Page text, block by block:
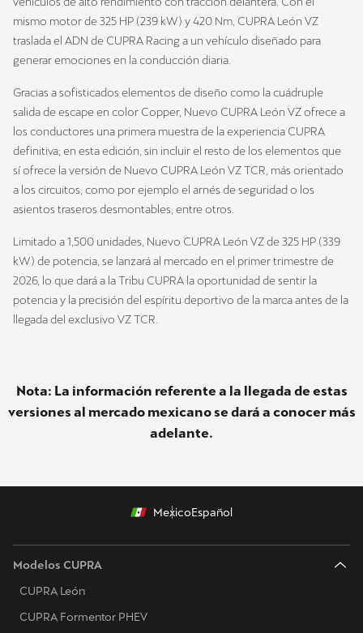
mismo motor de 325 HP (239 kW) y 420 Nm, CUPRA León VZ
traslada el ADN de CUPRA Racing a un vehículo diseñado para
generar emociones en la conducción diaria.
Gracias a sofisticados elementos de diseño como la cuádruple
salida de escape en color Copper, Nuevo CUPRA León VZ ofrece a
los conductores una primera muestra de la experiencia CUPRA
definitiva; en esta edición, sin incluir el resto de los elementos que
sí ofrece la versión de Nuevo CUPRA León VZ TCR, más orientado
a los circuitos, como por ejemplo el arnés de seguridad o los
asientos traseros desmontables, entre otros.
Limitado a 1,500 unidades, Nuevo CUPRA León VZ de 325 HP (339
kW) de potencia, se lanzará al mercado en el primer trimestre de
2026, lo que dará a la Tribu CUPRA la oportunidad de sentir la
potencia y la precisión del espíritu deportivo de la marca antes de la
llegada del exclusivo VZ TCR.
Nota: La información referente a la llegada de estas
versiones al mercado mexicano se dará a conocer más
adelante.
MexicoEspañol
Modelos CUPRA
CUPRA León
CUPRA Formentor PHEV